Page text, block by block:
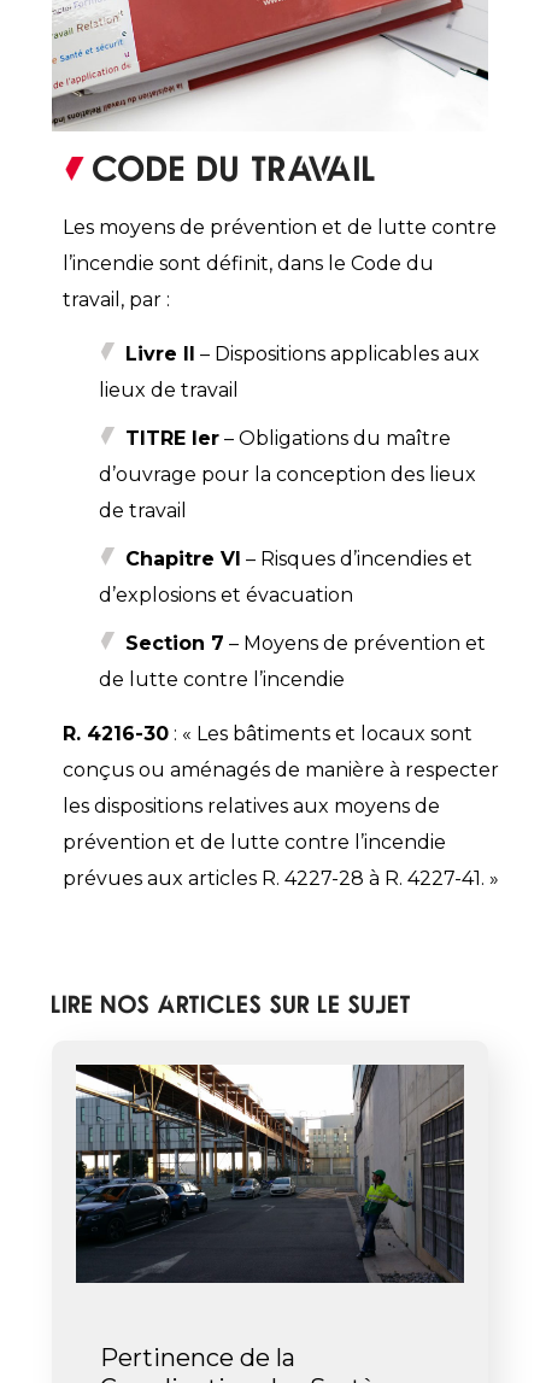
Code du Travail
Les moyens de prévention et de lutte contre
l’incendie sont définit, dans le Code du
travail, par :
Livre II – Dispositions applicables aux
lieux de travail
TITRE Ier – Obligations du maître
d’ouvrage pour la conception des lieux
de travail
Chapitre VI – Risques d’incendies et
d’explosions et évacuation
Section 7 – Moyens de prévention et
de lutte contre l’incendie
R. 4216-30 : « Les bâtiments et locaux sont
conçus ou aménagés de manière à respecter
les dispositions relatives aux moyens de
prévention et de lutte contre l’incendie
prévues aux articles R. 4227-28 à R. 4227-41. »
Lire nos articles sur le sujet
Pertinence de la